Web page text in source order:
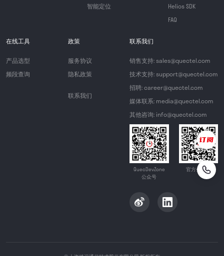
智能定位
Helios SDK
FAQ
在线工具
产品选型
频段查询
政策
服务协议
隐私政策
联系我们
联系我们
销售支持: sales@quectel.com
技术支持: support@quectel.com
招聘: career@quectel.com
媒体联系: media@quectel.com
其他咨询: info@quectel.com
QuecDevZone
公众号
官方公众号